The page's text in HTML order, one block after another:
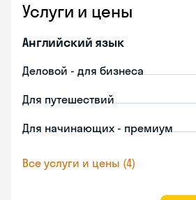
Услуги и цены
Английский язык
Деловой - для бизнеса
Для путешествий
Для начинающих - премиум
Все услуги и цены (4)